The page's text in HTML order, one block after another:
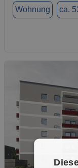
Wohnung ca.